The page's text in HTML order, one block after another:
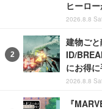
ヒーロ
2026.8.8
建物ご
ID/
にお得
2026.8.8
『